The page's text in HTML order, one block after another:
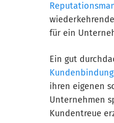
für ein
Ein gut
ihren eigenen
Unternehmen
Kundentreue